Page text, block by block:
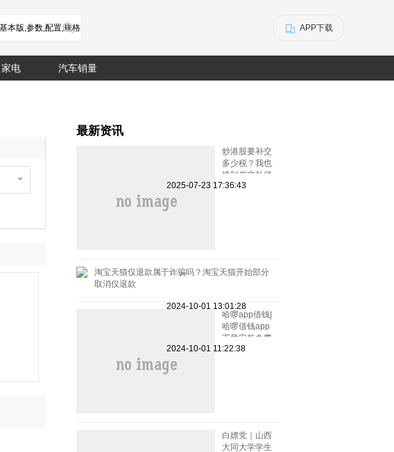
APP下载
家电 汽车销量
最新资讯
炒港股要补交
多少税？我也
接到催交补税
特别行动的电
2025-07-23 17:36:43
淘宝天猫仅退款属于诈骗吗？淘宝天猫开始部分
取消仅退款
2024-10-01 13:01:28
哈啰app借钱|
哈啰借钱app
下载安装免费
小小上当和电
2024-10-01 11:22:38
白嫖党｜山西
大同大学学生